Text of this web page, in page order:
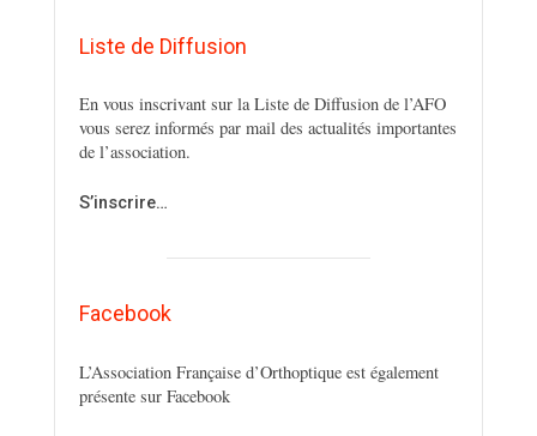
Liste de Diffusion
En vous inscrivant sur la Liste de Diffusion de l’AFO
vous serez informés par mail des actualités importantes
de l’association.
S’inscrire…
Facebook
L’Association Française d’Orthoptique est également
présente sur Facebook